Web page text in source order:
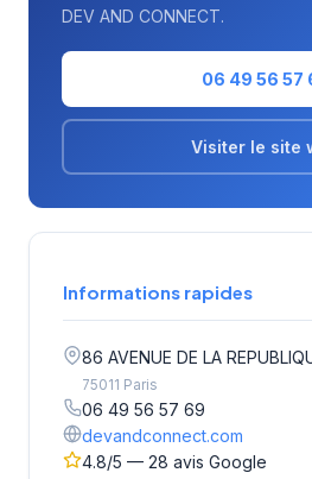
DEV AND CONNECT.
06 49 56 57
Visiter le site
Informations rapides
86 AVENUE DE LA
75011 Paris
06 49 56 57 69
devandconnect.com
4.8/5 — 28 avis Google